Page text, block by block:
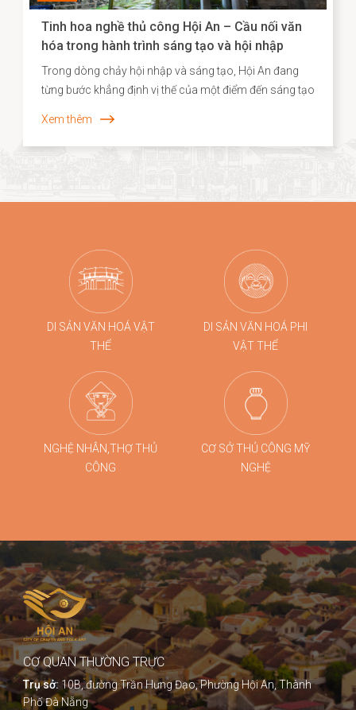
Tinh hoa nghề thủ công Hội An – Cầu nối văn
hóa trong hành trình sáng tạo và hội nhập
Trong dòng chảy hội nhập và sáng tạo, Hội An đang
từng bước khẳng định vị thế của một điểm đến sáng tạo
thức mới mẻ. Năm 2026, dấu ấn ấy tiếp tục được lan
chọn đồng hành cùng các chương trình kích cầu du
Xem thêm
DI SẢN VĂN HOÁ VẬT
THỂ
DI SẢN VĂN HOÁ PHI
VẬT THỂ
NGHỆ NHÂN,THỢ THỦ
CÔNG
CƠ SỞ THỦ CÔNG MỸ
NGHỆ
CƠ QUAN THƯỜNG TRỰC
Trụ sở: 10B, đường Trần Hưng Đạo, Phường Hội An, Thành
Phố Đà Nẵng